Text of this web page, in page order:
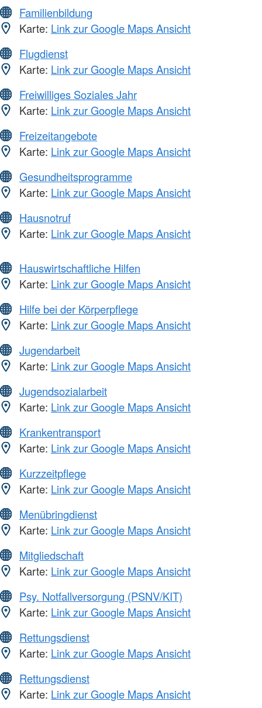
Familienbildung
Karte: Link zur Google Maps Ansicht
Flugdienst
Karte: Link zur Google Maps Ansicht
Freiwilliges Soziales Jahr
Karte: Link zur Google Maps Ansicht
Freizeitangebote
Karte: Link zur Google Maps Ansicht
Gesundheitsprogramme
Karte: Link zur Google Maps Ansicht
Hausnotruf
Karte: Link zur Google Maps Ansicht
Hauswirtschaftliche Hilfen
Karte: Link zur Google Maps Ansicht
Hilfe bei der Körperpflege
Karte: Link zur Google Maps Ansicht
Jugendarbeit
Karte: Link zur Google Maps Ansicht
Jugendsozialarbeit
Karte: Link zur Google Maps Ansicht
Krankentransport
Karte: Link zur Google Maps Ansicht
Kurzzeitpflege
Karte: Link zur Google Maps Ansicht
Menübringdienst
Karte: Link zur Google Maps Ansicht
Mitgliedschaft
Karte: Link zur Google Maps Ansicht
Psy. Notfallversorgung (PSNV/KIT)
Karte: Link zur Google Maps Ansicht
Rettungsdienst
Karte: Link zur Google Maps Ansicht
Rettungsdienst
Karte: Link zur Google Maps Ansicht